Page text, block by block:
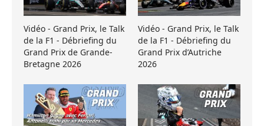
Vidéo - Grand Prix, le Talk
de la F1 - Débriefing du
Grand Prix de Grande-
Bretagne 2026
Vidéo - Grand Prix, le Talk
de la F1 - Débriefing du
Grand Prix d’Autriche
2026